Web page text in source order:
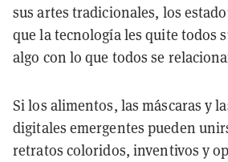
sus artes tradicionales, los
que la tecnología les quite todos
algo con lo que todos se
Si los alimentos, las máscaras y
digitales emergentes pueden
retratos coloridos, inventivos y